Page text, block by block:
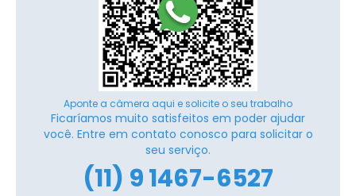
Aponte a câmera aqui e solicite o seu trabalho
Ficaríamos muito satisfeitos em poder ajudar
você. Entre em contato conosco para solicitar o
seu serviço.
(11) 9 1467-6527